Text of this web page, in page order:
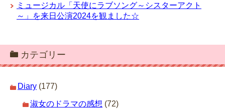
ミュージカル「天使にラブソング～シスターアクト
～」を来日公演2024を観ました☆
カテゴリー
Diary (177)
淑女のドラマの感想 (72)